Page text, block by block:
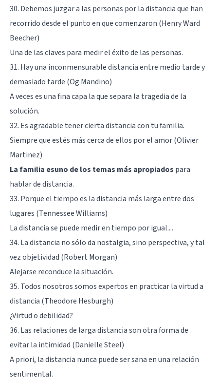
30. Debemos juzgar a las personas por la distancia que han
recorrido desde el punto en que comenzaron (Henry Ward
Beecher)
Una de las claves para medir el éxito de las personas.
31. Hay una inconmensurable distancia entre medio tarde y
demasiado tarde (Og Mandino)
A veces es una fina capa la que separa la tragedia de la
solución.
32. Es agradable tener cierta distancia con tu familia.
Siempre que estés más cerca de ellos por el amor (Olivier
Martinez)
La familia esuno de los temas más apropiados para
hablar de distancia.
33. Porque el tiempo es la distancia más larga entre dos
lugares (Tennessee Williams)
La distancia se puede medir en tiempo por igual....
34. La distancia no sólo da nostalgia, sino perspectiva, y tal
vez objetividad (Robert Morgan)
Alejarse reconduce la situación.
35. Todos nosotros somos expertos en practicar la virtud a
distancia (Theodore Hesburgh)
¿Virtud o debilidad?
36. Las relaciones de larga distancia son otra forma de
evitar la intimidad (Danielle Steel)
A priori, la distancia nunca puede ser sana en una relación
sentimental.